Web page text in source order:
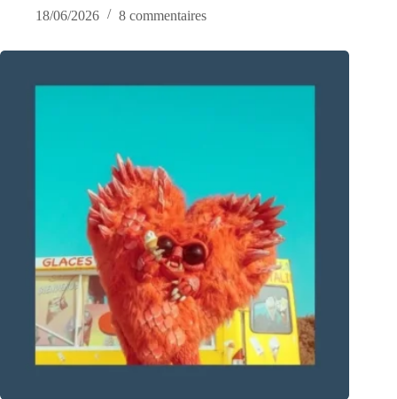
18/06/2026
8 commentaires